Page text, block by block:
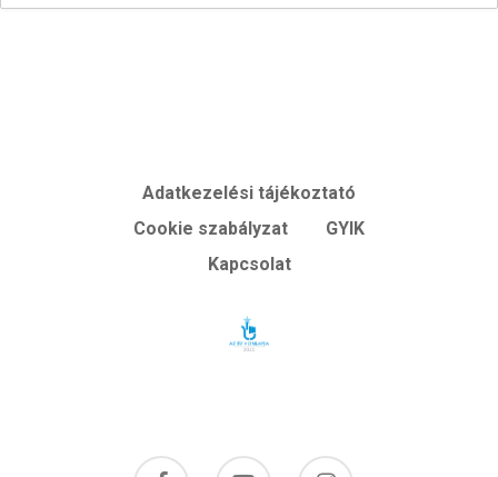
Adatkezelési tájékoztató
Cookie szabályzat
GYIK
Kapcsolat